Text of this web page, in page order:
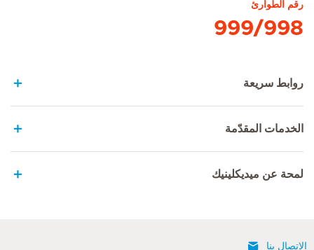
رقم الطوارئ
999/998
روابط سريعة
الخدمات المقدّمة
لمحة عن ميديكلينيك
الإتصال بنا